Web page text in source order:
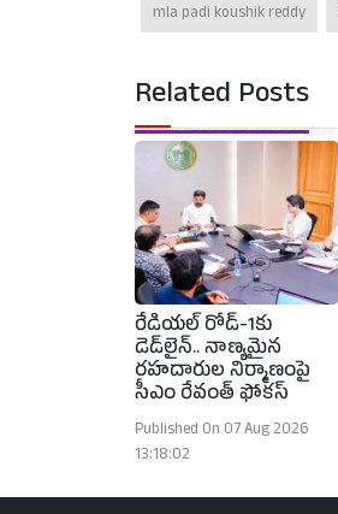
mla padi koushik reddy
Related Posts
రేడియల్ రోడ్-1కు
డెడ్‌లైన్.. నాణ్యమైన
రహదారుల నిర్మాణంపై
సీఎం రేవంత్ ఫోకస్
Published On 07 Aug 2026
13:18:02